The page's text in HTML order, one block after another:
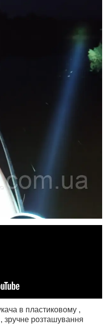
в пластиковому ,
зручне розташування